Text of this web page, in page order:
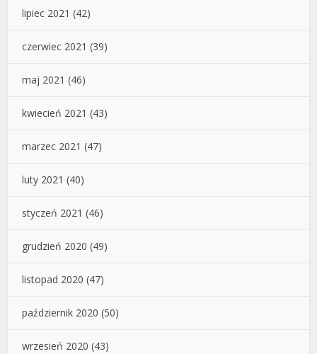
lipiec 2021 (42)
czerwiec 2021 (39)
maj 2021 (46)
kwiecień 2021 (43)
marzec 2021 (47)
luty 2021 (40)
styczeń 2021 (46)
grudzień 2020 (49)
listopad 2020 (47)
październik 2020 (50)
wrzesień 2020 (43)